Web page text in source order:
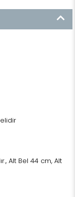
Alt Bel 44 cm, Alt